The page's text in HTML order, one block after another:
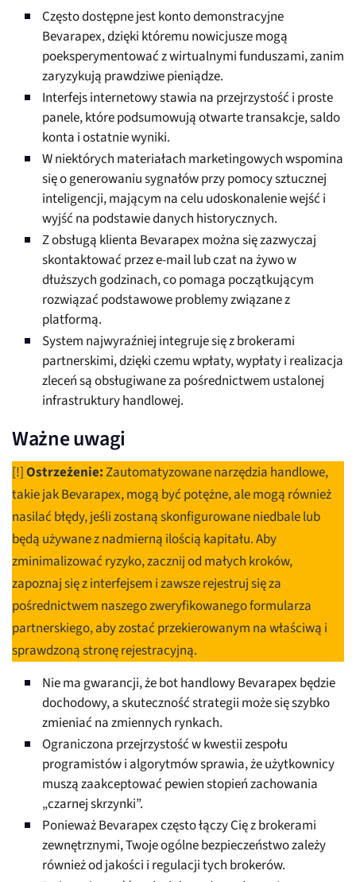
Często dostępne jest konto demonstracyjne
Bevarapex, dzięki któremu nowicjusze mogą
poeksperymentować z wirtualnymi funduszami, zanim
zaryzykują prawdziwe pieniądze.
Interfejs internetowy stawia na przejrzystość i proste
panele, które podsumowują otwarte transakcje, saldo
konta i ostatnie wyniki.
W niektórych materiałach marketingowych wspomina
się o generowaniu sygnałów przy pomocy sztucznej
inteligencji, mającym na celu udoskonalenie wejść i
wyjść na podstawie danych historycznych.
Z obsługą klienta Bevarapex można się zazwyczaj
skontaktować przez e-mail lub czat na żywo w
dłuższych godzinach, co pomaga początkującym
rozwiązać podstawowe problemy związane z
platformą.
System najwyraźniej integruje się z brokerami
partnerskimi, dzięki czemu wpłaty, wypłaty i realizacja
zleceń są obsługiwane za pośrednictwem ustalonej
infrastruktury handlowej.
Ważne uwagi
[!]Ostrzeżenie:Zautomatyzowane narzędzia handlowe,
takie jak Bevarapex, mogą być potężne, ale mogą również
nasilać błędy, jeśli zostaną skonfigurowane niedbale lub
będą używane z nadmierną ilością kapitału. Aby
zminimalizować ryzyko, zacznij od małych kroków,
zapoznaj się z interfejsem i zawsze rejestruj się za
pośrednictwem naszego zweryfikowanego formularza
partnerskiego, aby zostać przekierowanym na właściwą i
sprawdzoną stronę rejestracyjną.
Nie ma gwarancji, że bot handlowy Bevarapex będzie
dochodowy, a skuteczność strategii może się szybko
zmieniać na zmiennych rynkach.
Ograniczona przejrzystość w kwestii zespołu
programistów i algorytmów sprawia, że użytkownicy
muszą zaakceptować pewien stopień zachowania
„czarnej skrzynki”.
Ponieważ Bevarapex często łączy Cię z brokerami
zewnętrznymi, Twoje ogólne bezpieczeństwo zależy
również od jakości i regulacji tych brokerów.